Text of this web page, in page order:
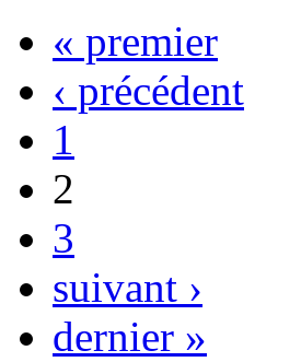
« premier
‹ précédent
1
2
3
suivant ›
dernier »